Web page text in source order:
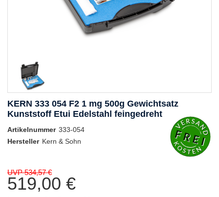
KERN 333 054 F2 1 mg 500g Gewichtsatz
Kunststoff Etui Edelstahl feingedreht
Artikelnummer 333-054
Hersteller Kern & Sohn
UVP 534,57 €
519,00 €